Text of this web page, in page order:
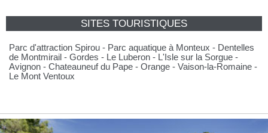
SITES TOURISTIQUES
Parc d'attraction Spirou - Parc aquatique à Monteux - Dentelles
de Montmirail - Gordes - Le Luberon - L'Isle sur la Sorgue -
Avignon - Chateauneuf du Pape - Orange - Vaison-la-Romaine -
Le Mont Ventoux